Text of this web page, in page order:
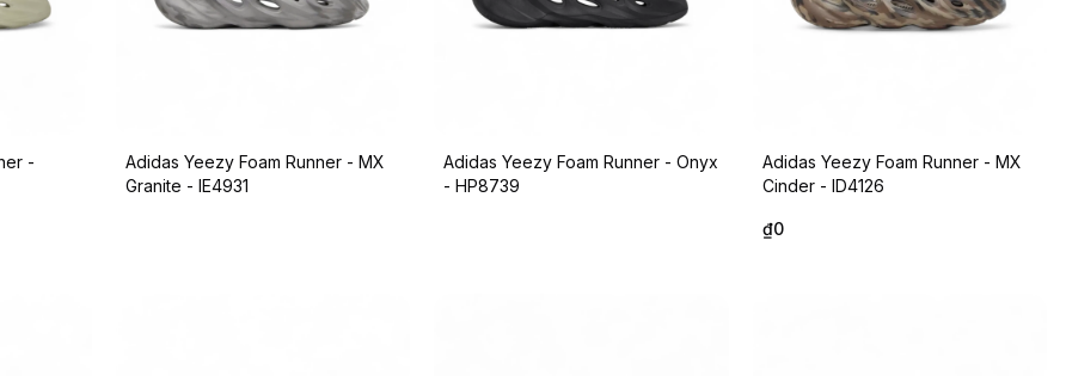
-
Adidas Yeezy Foam Runner - MX
Granite - IE4931
Adidas Yeezy Foam Runner - Onyx
- HP8739
Adidas Yeezy Foam Runner - MX
Cinder - ID4126
₫0